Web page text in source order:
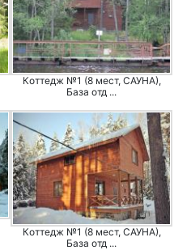
Коттедж №1 (8 мест, САУНА),
База отд ...
Коттедж №1 (8 мест, САУНА),
База отд ...